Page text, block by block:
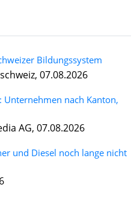
Bildungssystem
07.08.2026
Unternehmen nach Kanton,
AG, 07.08.2026
und Diesel noch lange nicht